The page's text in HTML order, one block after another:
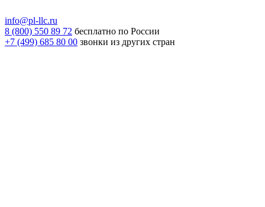
info@pl-llc.ru
8 (800) 550 89 72 бесплатно по России
+7 (499) 685 80 00 звонки из других стран